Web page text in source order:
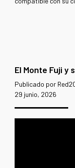
El Monte Fuji y
Publicado por
29 junio, 2026